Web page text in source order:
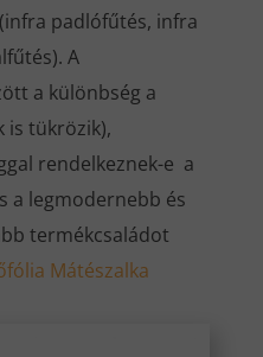
padlófűtés, infra
A
a különbség a
is tükrözik),
rendelkeznek-e a
a legmodernebb és
termékcsaládot
Mátészalka